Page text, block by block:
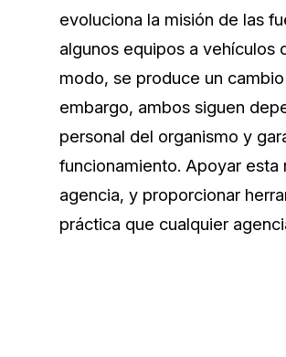
Licencia de CaseGuard Studio
Precios de Redacción a Pedido
de notas
cantidad
Redacte
personal
Excel,
evoluciona la misión de las
algunos equipos a vehículos
modo, se produce un
embargo, ambos siguen
personal del organismo y
funcionamiento. Apoyar esta
agencia, y proporcionar
práctica que cualquier